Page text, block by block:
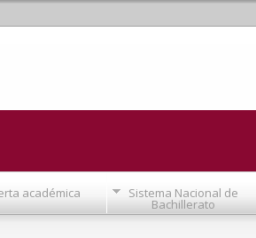
académica Sistema Nacional de
Bachillerato